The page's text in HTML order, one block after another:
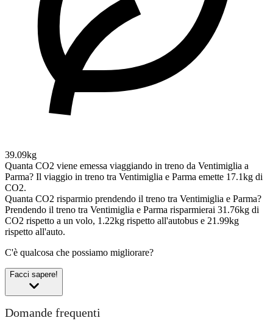
39.09kg
Quanta CO2 viene emessa viaggiando in treno da Ventimiglia a
Parma? Il viaggio in treno tra Ventimiglia e Parma emette 17.1kg di
CO2.
Quanta CO2 risparmio prendendo il treno tra Ventimiglia e Parma?
Prendendo il treno tra Ventimiglia e Parma risparmierai 31.76kg di
CO2 rispetto a un volo, 1.22kg rispetto all'autobus e 21.99kg
rispetto all'auto.
C'è qualcosa che possiamo migliorare?
Facci sapere!
Domande frequenti